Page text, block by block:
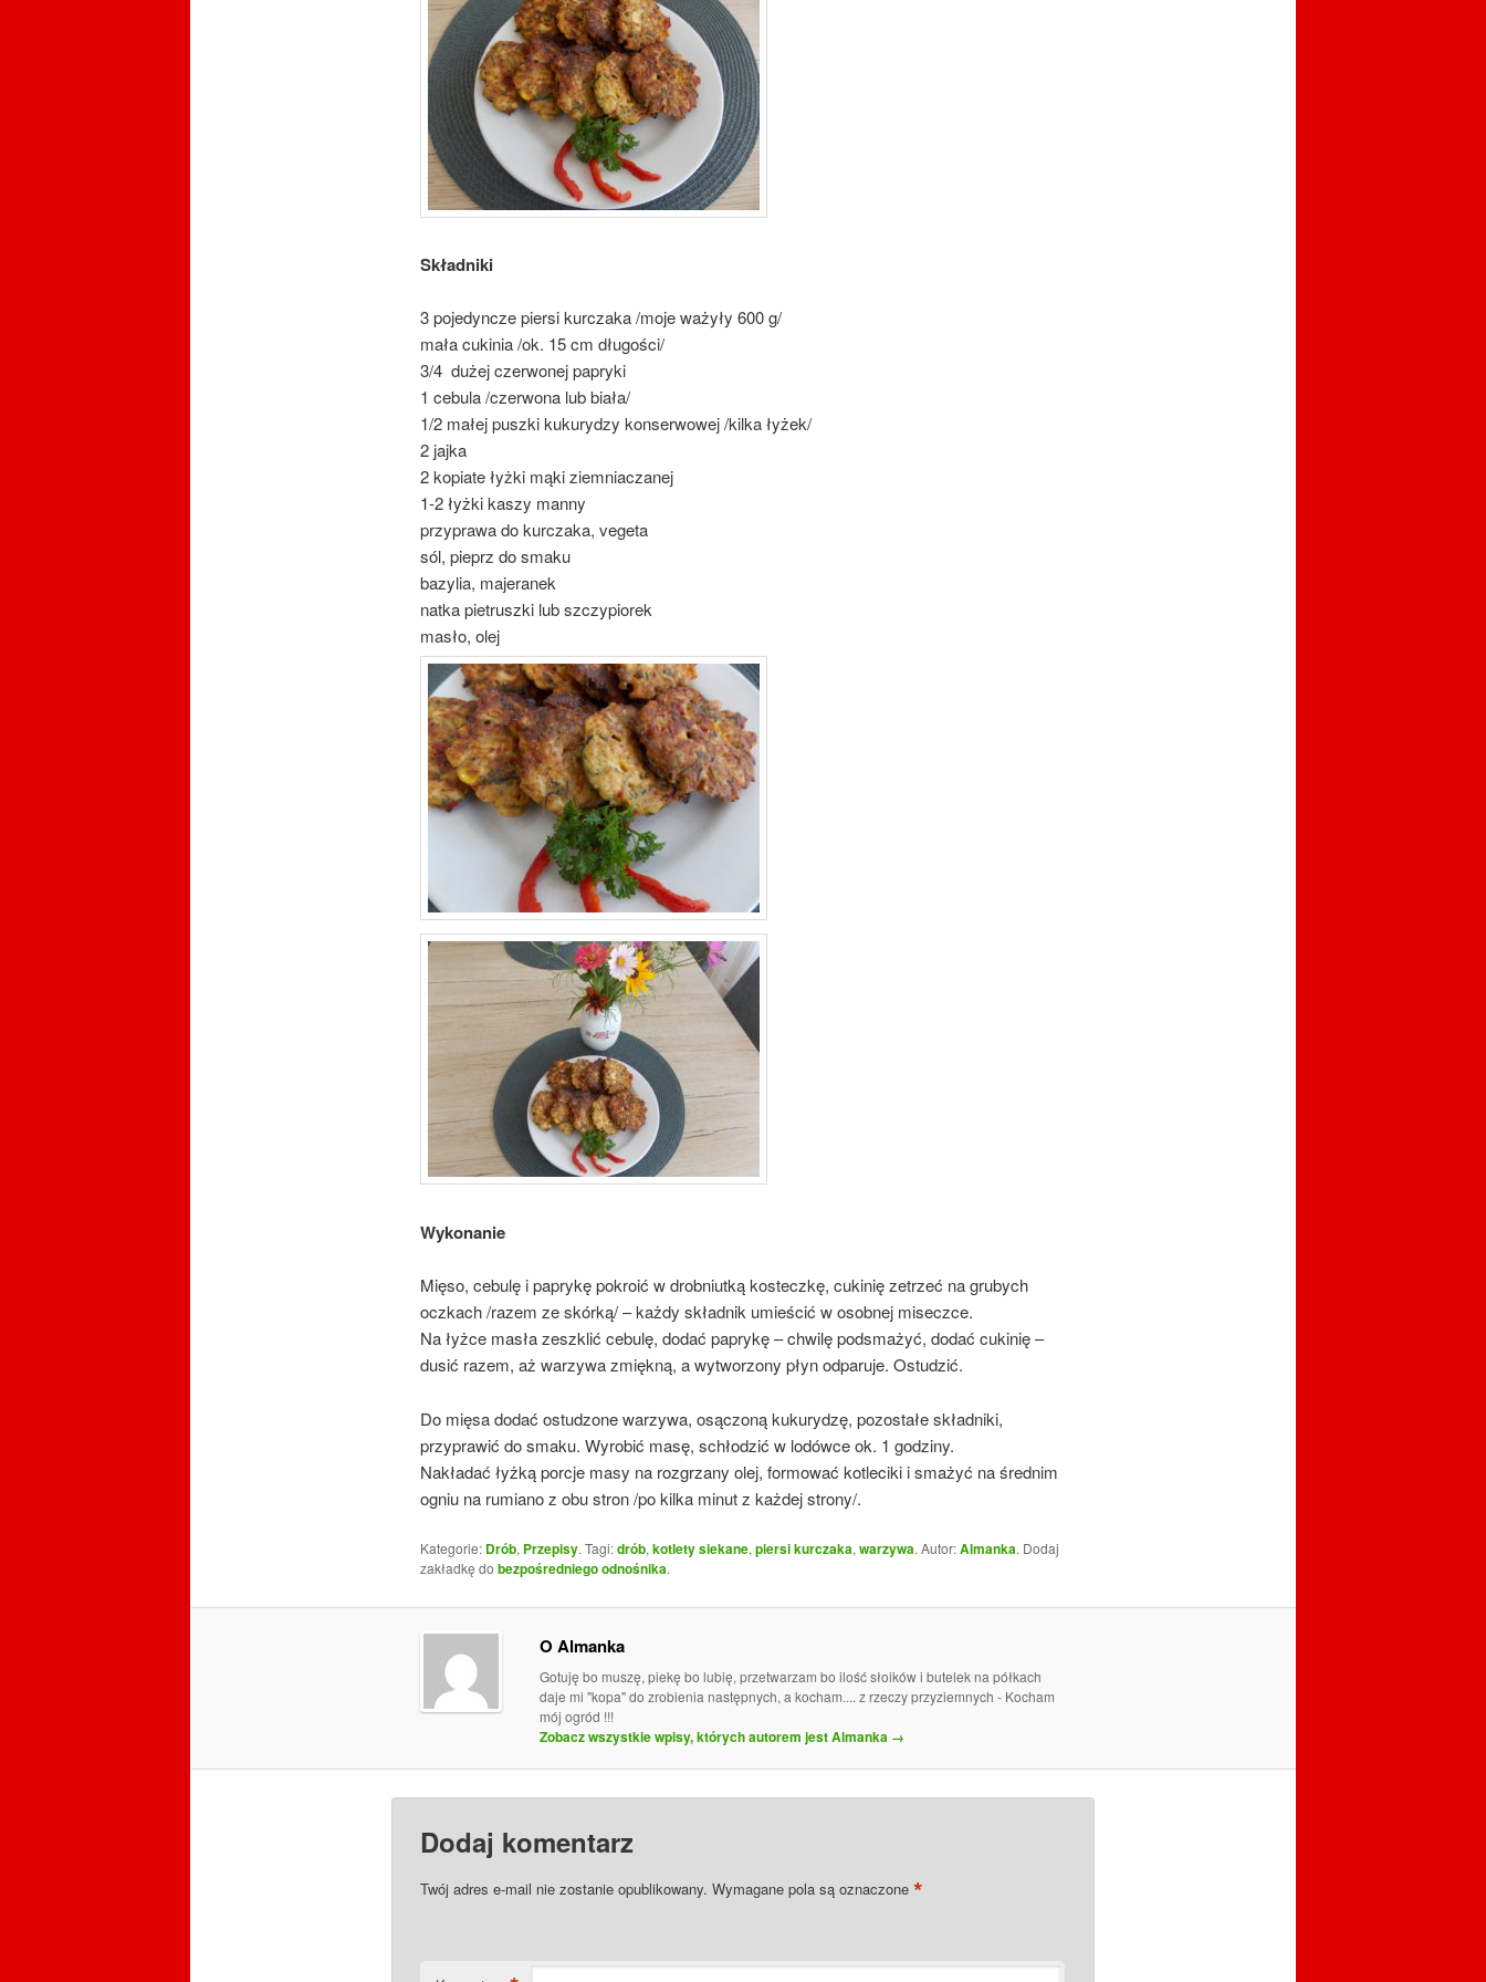
Składniki
3 pojedyncze piersi kurczaka /moje ważyły 600 g/
mała cukinia /ok. 15 cm długości/
3/4 dużej czerwonej papryki
1 cebula /czerwona lub biała/
1/2 małej puszki kukurydzy konserwowej /kilka łyżek/
2 jajka
2 kopiate łyżki mąki ziemniaczanej
1-2 łyżki kaszy manny
przyprawa do kurczaka, vegeta
sól, pieprz do smaku
bazylia, majeranek
natka pietruszki lub szczypiorek
masło, olej
Wykonanie
Mięso, cebulę i paprykę pokroić w drobniutką kosteczkę, cukinię zetrzeć na grubych
oczkach /razem ze skórką/ – każdy składnik umieścić w osobnej miseczce.
Na łyżce masła zeszklić cebulę, dodać paprykę – chwilę podsmażyć, dodać cukinię –
dusić razem, aż warzywa zmiękną, a wytworzony płyn odparuje. Ostudzić.
Do mięsa dodać ostudzone warzywa, osączoną kukurydzę, pozostałe składniki,
przyprawić do smaku. Wyrobić masę, schłodzić w lodówce ok. 1 godziny.
Nakładać łyżką porcje masy na rozgrzany olej, formować kotleciki i smażyć na średnim
ogniu na rumiano z obu stron /po kilka minut z każdej strony/.
Kategorie: Drób, Przepisy. Tagi:drób, kotlety siekane, piersi kurczaka, warzywa. Autor:Almanka. Dodaj
zakładkę do bezpośredniego odnośnika.
O Almanka
Gotuję bo muszę, piekę bo lubię, przetwarzam bo ilość słoików i butelek na półkach
daje mi "kopa" do zrobienia następnych, a kocham.... z rzeczy przyziemnych - Kocham
mój ogród !!!
Zobacz wszystkie wpisy, których autorem jest Almanka →
Dodaj komentarz
Twój adres e-mail nie zostanie opublikowany. Wymagane pola są oznaczone *